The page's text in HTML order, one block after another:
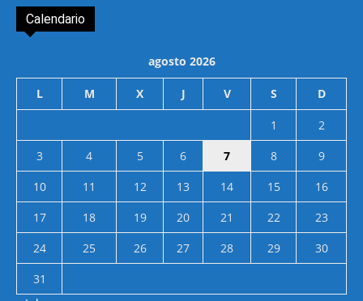
Calendario
agosto 2026
L M X J V S D
1
2
3
4 5 6 7 8
9
10
11 12 13 14 15
16
17
18 19 20 21 22
23
24
25 26 27 28 29
30
31